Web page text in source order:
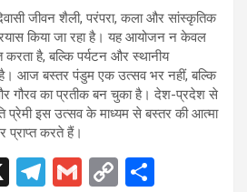
जीवन शैली, परंपरा, कला और सांस्कृतिक
किया जा रहा है। यह आयोजन न केवल
है, बल्कि पर्यटन और स्थानीय
है। आज बस्तर पंडुम एक उत्सव भर नहीं, बल्कि
गौरव का प्रतीक बन चुका है। देश-प्रदेश से
इस उत्सव के माध्यम से बस्तर की आत्मा
प्राप्त करते हैं।
X
T
G
C